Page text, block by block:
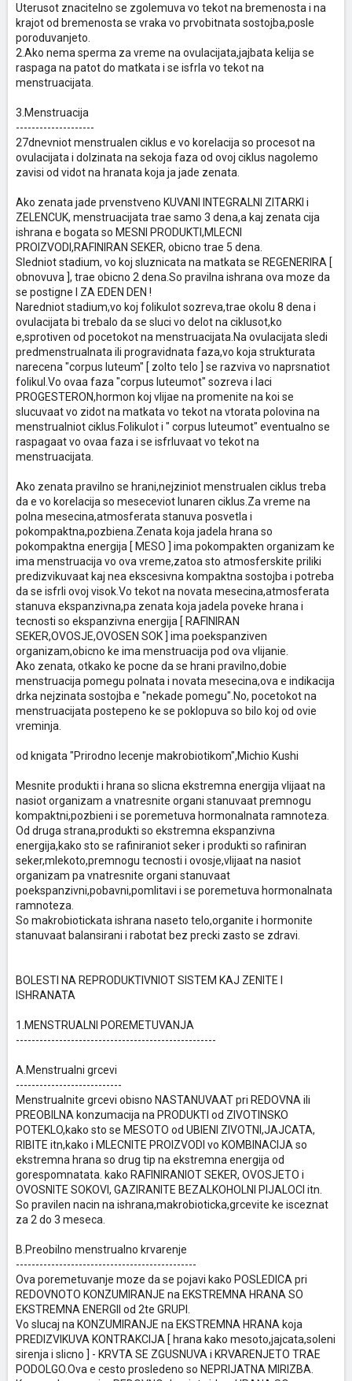
Uterusot znacitelno se zgolemuva vo tekot na bremenosta i na
krajot od bremenosta se vraka vo prvobitnata sostojba,posle
poroduvanjeto.
2.Ako nema sperma za vreme na ovulacijata,jajbata kelija se
raspaga na patot do matkata i se isfrla vo tekot na
menstruacijata.
3.Menstruacija
--------------------
27dnevniot menstrualen ciklus e vo korelacija so procesot na
ovulacijata i dolzinata na sekoja faza od ovoj ciklus nagolemo
zavisi od vidot na hranata koja ja jade zenata.
Ako zenata jade prvenstveno KUVANI INTEGRALNI ZITARKI i
ZELENCUK, menstruacijata trae samo 3 dena,a kaj zenata cija
ishrana e bogata so MESNI PRODUKTI,MLECNI
PROIZVODI,RAFINIRAN SEKER, obicno trae 5 dena.
Sledniot stadium, vo koj sluznicata na matkata se REGENERIRA [
obnovuva ], trae obicno 2 dena.So pravilna ishrana ova moze da
se postigne I ZA EDEN DEN !
Naredniot stadium,vo koj folikulot sozreva,trae okolu 8 dena i
ovulacijata bi trebalo da se sluci vo delot na ciklusot,ko
e,sprotiven od pocetokot na menstruacijata.Na ovulacijata sledi
predmenstrualnata ili progravidnata faza,vo koja strukturata
narecena "corpus luteum" [ zolto telo ] se razviva vo naprsnatiot
folikul.Vo ovaa faza "corpus luteumot" sozreva i laci
PROGESTERON,hormon koj vlijae na promenite na koi se
slucuvaat vo zidot na matkata vo tekot na vtorata polovina na
menstrualniot ciklus.Folikulot i " corpus luteumot" eventualno se
raspagaat vo ovaa faza i se isfrluvaat vo tekot na
menstruacijata.
Ako zenata pravilno se hrani,nejziniot menstrualen ciklus treba
da e vo korelacija so meseceviot lunaren ciklus.Za vreme na
polna mesecina,atmosferata stanuva posvetla i
pokompaktna,pozbiena.Zenata koja jadela hrana so
pokompaktna energija [ MESO ] ima pokompakten organizam ke
ima menstruacija vo ova vreme,zatoa sto atmosferskite priliki
predizvikuvaat kaj nea ekscesivna kompaktna sostojba i potreba
da se isfrli ovoj visok.Vo tekot na novata mesecina,atmosferata
stanuva ekspanzivna,pa zenata koja jadela poveke hrana i
tecnosti so ekspanzivna energija [ RAFINIRAN
SEKER,OVOSJE,OVOSEN SOK ] ima poekspanziven
organizam,obicno ke ima menstruacija pod ova vlijanie.
Ako zenata, otkako ke pocne da se hrani pravilno,dobie
menstruacija pomegu polnata i novata mesecina,ova e indikacija
drka nejzinata sostojba e "nekade pomegu".No, pocetokot na
menstruacijata postepeno ke se poklopuva so bilo koj od ovie
vreminja.
od knigata "Prirodno lecenje makrobiotikom",Michio Kushi
Mesnite produkti i hrana so slicna ekstremna energija vlijaat na
nasiot organizam a vnatresnite organi stanuvaat premnogu
kompaktni,pozbieni i se poremetuva hormonalnata ramnoteza.
Od druga strana,produkti so ekstremna ekspanzivna
energija,kako sto se rafiniraniot seker i produkti so rafiniran
seker,mlekoto,premnogu tecnosti i ovosje,vlijaat na nasiot
organizam pa vnatresnite organi stanuvaat
poekspanzivni,pobavni,pomlitavi i se poremetuva hormonalnata
ramnoteza.
So makrobiotickata ishrana naseto telo,organite i hormonite
stanuvaat balansirani i rabotat bez precki zasto se zdravi.
BOLESTI NA REPRODUKTIVNIOT SISTEM KAJ ZENITE I
ISHRANATA
1.MENSTRUALNI POREMETUVANJA
---------------------------------------------------
A.Menstrualni grcevi
---------------------------
Menstrualnite grcevi obisno NASTANUVAAT pri REDOVNA ili
PREOBILNA konzumacija na PRODUKTI od ZIVOTINSKO
POTEKLO,kako sto se MESOTO od UBIENI ZIVOTNI,JAJCATA,
RIBITE itn,kako i MLECNITE PROIZVODI vo KOMBINACIJA so
ekstremna hrana so drug tip na ekstremna energija od
gorespomnatata. kako RAFINIRANIOT SEKER, OVOSJETO i
OVOSNITE SOKOVI, GAZIRANITE BEZALKOHOLNI PIJALOCI itn.
So pravilen nacin na ishrana,makrobioticka,grcevite ke isceznat
za 2 do 3 meseca.
B.Preobilno menstrualno krvarenje
----------------------------------------------
Ova poremetuvanje moze da se pojavi kako POSLEDICA pri
REDOVNOTO KONZUMIRANJE na EKSTREMNA HRANA SO
EKSTREMNA ENERGII od 2te GRUPI.
Vo slucaj na KONZUMIRANJE na EKSTREMNA HRANA koja
PREDIZVIKUVA KONTRAKCIJA [ hrana kako mesoto,jajcata,soleni
sirenja i slicno ] - KRVTA SE ZGUSNUVA i KRVARENJETO TRAE
PODOLGO.Ova e cesto prosledeno so NEPRIJATNA MIRIZBA.